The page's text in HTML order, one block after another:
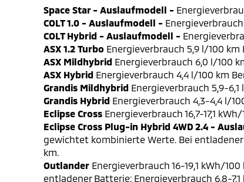
Space Star - Auslaufmodell -
COLT 1.0 - Auslaufmodell -
COLT Hybrid - Auslaufmodell -
ASX 1.2 Turbo Energieverbrauch 5,9 l/100 km
ASX Mildhybrid Energieverbrauch 6,0 l/100
ASX Hybrid Energieverbrauch 4,4 l/100 km
Grandis Mildhybrid Energieverbrauch 5,9-6,1
Grandis Hybrid Energieverbrauch 4,3-4,4 l/
Eclipse Cross Energieverbrauch 16,7-17,1
Eclipse Cross Plug-in Hybrid 4WD 2.4 -
gewichtet kombinierte Werte. Bei entladener
km.
Outlander Energieverbrauch 16-19,1 kWh/
entladener Batterie: Energieverbrauch 6,8-7,1